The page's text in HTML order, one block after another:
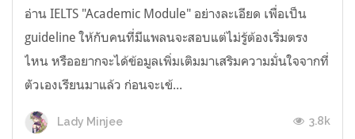
อ่าน IELTS "Academic Module" อย่างละเอียด เพื่อเป็น
guideline ให้กับคนที่มีแพลนจะสอบแต่ไม่รู้ต้องเริ่มตรง
ไหน หรืออยากจะได้ข้อมูลเพิ่มเติมมาเสริมความมั่นใจจากที่
ตัวเองเรียนมาแล้ว ก่อนจะเข้...
Lady Minjee 3.8k